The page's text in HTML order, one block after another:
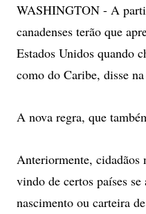
WASHINGTON - A
canadenses terão que
Estados Unidos quando
como do Caribe, disse
A nova regra, que
Anteriormente, cidadãos
vindo de certos países
nascimento ou carteira